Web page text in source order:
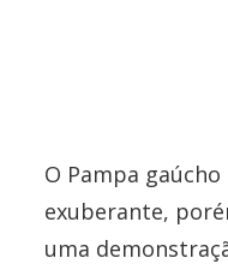
O Pampa
exuberante,
uma